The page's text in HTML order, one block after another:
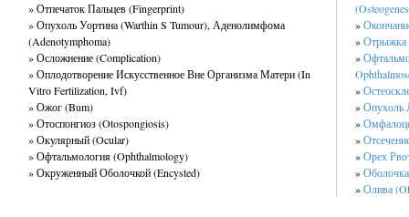
» Отпечаток Пальцев (Fingerprint)
» Опухоль Уортина (Warthin S Tumour), Аденолимфома
(Adenotymphoma)
» Осложнение (Complication)
» Оплодотворение Искусственное Вне Организма Матери (In
Vitro Fertilization, Ivf)
» Ожог (Bum)
» Отоспонгиоз (Otospongiosis)
» Окулярный (Ocular)
» Офтальмология (Ophthalmology)
» Окруженный Оболочкой (Encysted)
»
»Отрыжка
»
»
»Опухоль
»
»
»Орех
»
»Олива